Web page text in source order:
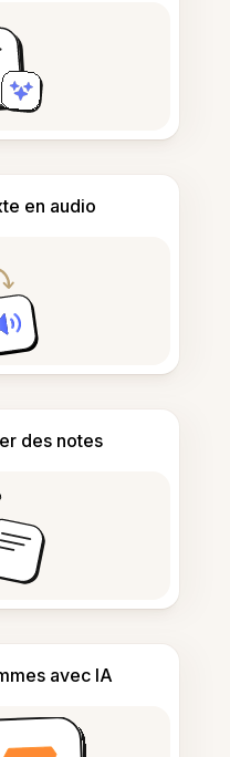
en audio
des notes
avec IA